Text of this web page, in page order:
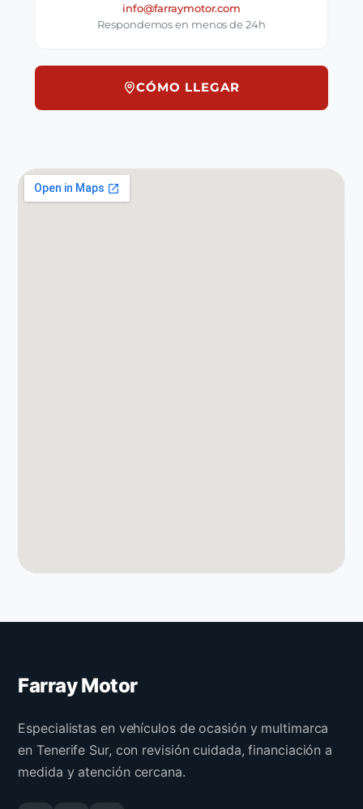
info@farraymotor.com
Respondemos en menos de 24h
CÓMO LLEGAR
Farray Motor
Especialistas en vehículos de ocasión y multimarca
en Tenerife Sur, con revisión cuidada, financiación a
medida y atención cercana.